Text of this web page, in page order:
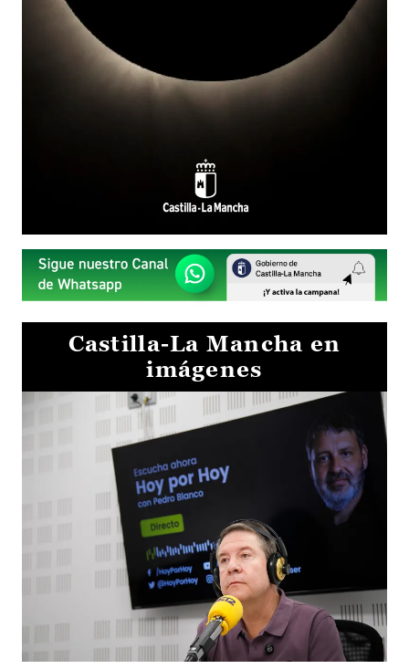
Castilla-La Mancha en
imágenes